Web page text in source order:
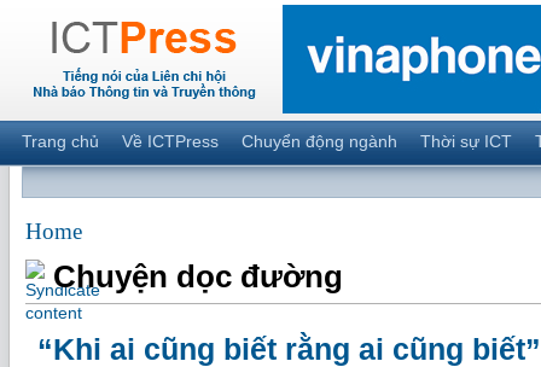
Trang chủ Về ICTPress Chuyển động ngành Thời sự ICT
Home
Chuyện dọc đường
“Khi ai cũng biết rằng ai cũng